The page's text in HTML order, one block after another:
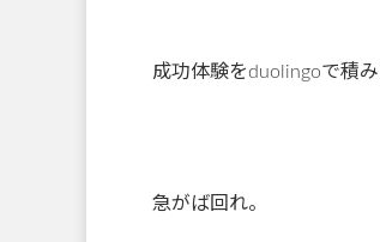
成功体験をduolingoで積
急がば回れ。